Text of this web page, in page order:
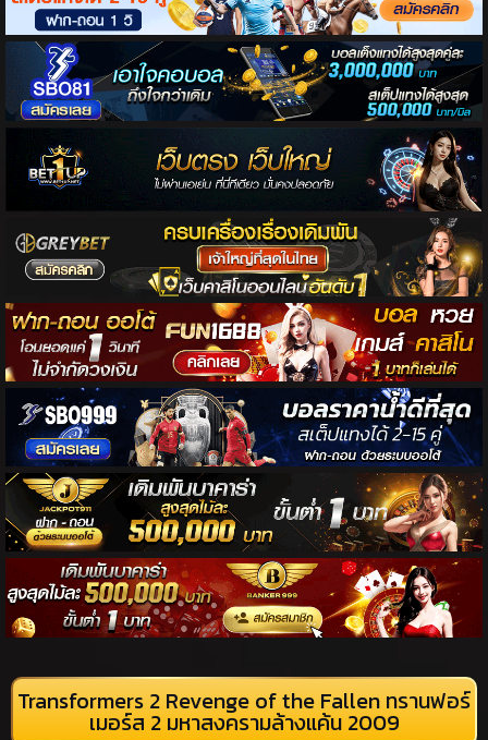
Transformers 2 Revenge of the Fallen ทรานฟอร์
เมอร์ส 2 มหาสงครามล้างแค้น 2009